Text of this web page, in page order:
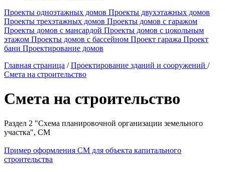
Проекты одноэтажных домов Проекты двухэтажных домов
Проекты трехэтажных домов Проекты домов с гаражом
Проекты домов с мансардой Проекты домов с цокольным
этажом Проекты домов с бассейном Проект гаража Проект
бани Проектирование домов
Главная страница / Проектирование зданий и сооружений /
Смета на строительство
Смета на строительство
Раздел 2 "Схема планировочной организации земельного
участка", СМ
Пример оформления СМ для объекта капитального
строительства